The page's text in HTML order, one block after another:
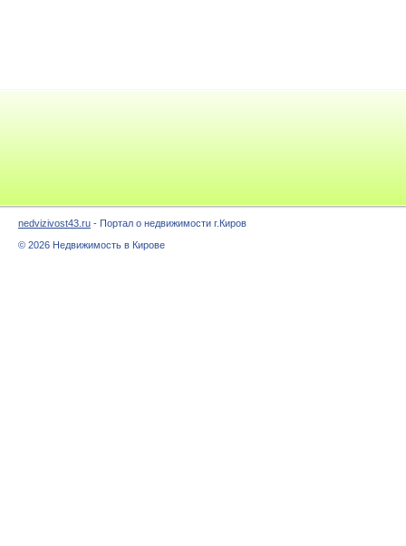
nedvizivost43.ru - Портал о недвижимости г.Киров
© 2026 Недвижимость в Кирове